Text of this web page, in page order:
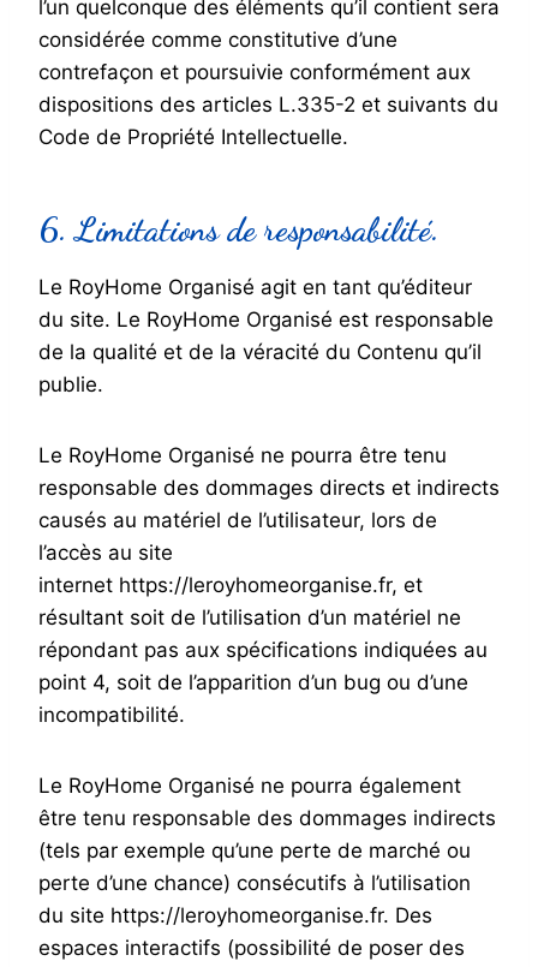
l’un quelconque des éléments qu’il contient sera
considérée comme constitutive d’une
contrefaçon et poursuivie conformément aux
dispositions des articles L.335-2 et suivants du
Code de Propriété Intellectuelle.
6. Limitations de responsabilité.
Le RoyHome Organisé agit en tant qu’éditeur
du site. Le RoyHome Organisé est responsable
de la qualité et de la véracité du Contenu qu’il
publie.
Le RoyHome Organisé ne pourra être tenu
responsable des dommages directs et indirects
causés au matériel de l’utilisateur, lors de
l’accès au site
internet https://leroyhomeorganise.fr, et
résultant soit de l’utilisation d’un matériel ne
répondant pas aux spécifications indiquées au
point 4, soit de l’apparition d’un bug ou d’une
incompatibilité.
Le RoyHome Organisé ne pourra également
être tenu responsable des dommages indirects
(tels par exemple qu’une perte de marché ou
perte d’une chance) consécutifs à l’utilisation
du site https://leroyhomeorganise.fr. Des
espaces interactifs (possibilité de poser des